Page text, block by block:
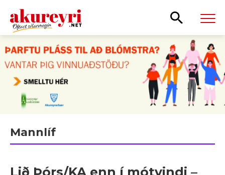
Leita
Mannlíf